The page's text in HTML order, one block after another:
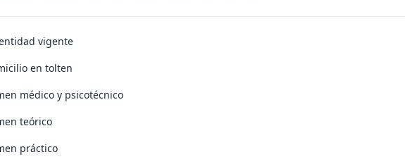
vigente
en tolten
médico y psicotécnico
teórico
práctico